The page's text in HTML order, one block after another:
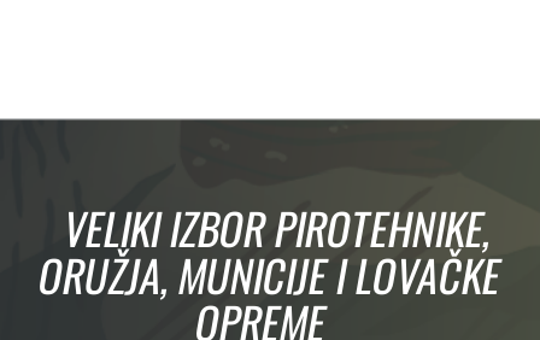
VELIKI IZBOR PIROTEHNIKE,
ORUŽJA, MUNICIJE I LOVAČKE
OPREME